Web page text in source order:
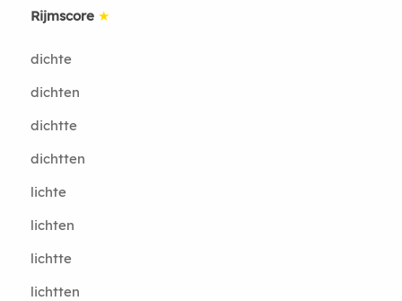
Rijmscore ★
dichte
dichten
dichtte
dichtten
lichte
lichten
lichtte
lichtten